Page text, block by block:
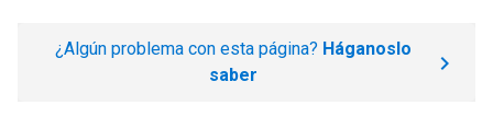
¿Algún problema con esta página? Háganoslo
saber